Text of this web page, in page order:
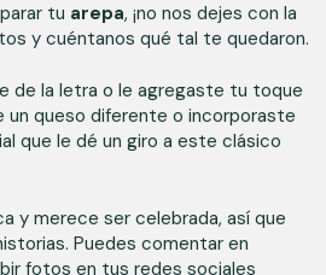
tu arepa, ¡no nos dejes con la
y cuéntanos qué tal te quedaron.
de la letra o le agregaste tu toque
un queso diferente o incorporaste
que le dé un giro a este clásico
y merece ser celebrada, así que
Puedes comentar en
fotos en tus redes sociales